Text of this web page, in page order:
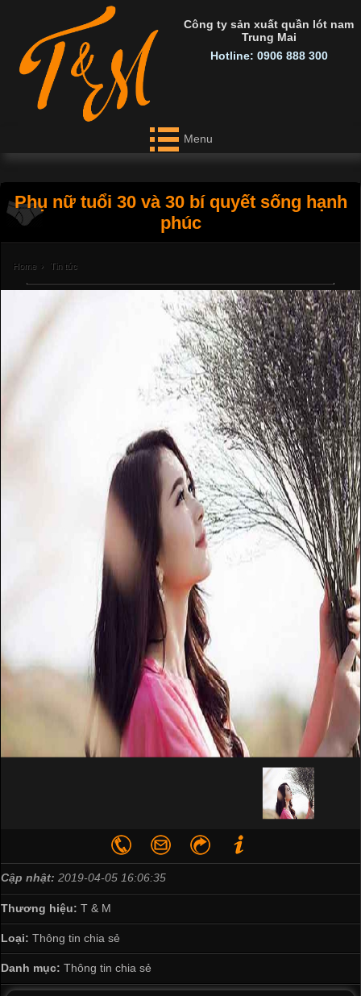
Công ty sản xuất quần lót nam
Trung Mai
Hotline: 0906 888 300
Menu
Phụ nữ tuổi 30 và 30 bí quyết sống hạnh
phúc
Home › Tin tức
Cập nhật: 2019-04-05 16:06:35
Thương hiệu: T & M
Loại: Thông tin chia sẻ
Danh mục: Thông tin chia sẻ